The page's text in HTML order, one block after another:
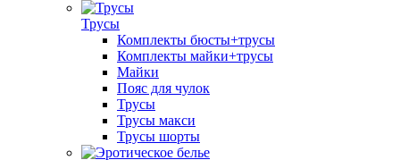
Трусы
Комплекты бюсты+трусы
Комплекты майки+трусы
Майки
Пояс для чулок
Трусы
Трусы макси
Трусы шорты